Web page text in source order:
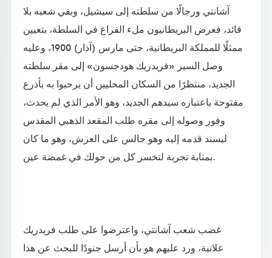
آشانتي ورجالًا من سلطته إلى سيشيل، وبقي شعبه بلا
قائد، فعرض البريطانيون ملء الفراغ في السلطة، بتعيين
ممثلًا للمملكة البريطانية، حتى مارس (آذار) 1900، وعليه
وصل السير «فريدريك هودجسون» إلى مقر سلطته
الجديد، منتظرًا من السكان المحليين أن يرحبوا به بأذرع
مفتوحة باعتباره سيدهم الجديد، وهو الأمر الذي لم يحدث،
وفور وصوله إلى مقره طلب المقعد الذهبي المقدس
ليسند قدمه إليه وهو جالس على العرش، وهو ما كان
بمثابة تجربة لتخسر كل من حولك في غمضة عين.
غضب شعب آشانتي، واعترضوا على طلب فريدريك
علانية، ورد عليهم هو بأن أرسل جنودًا للبحث عن هذا